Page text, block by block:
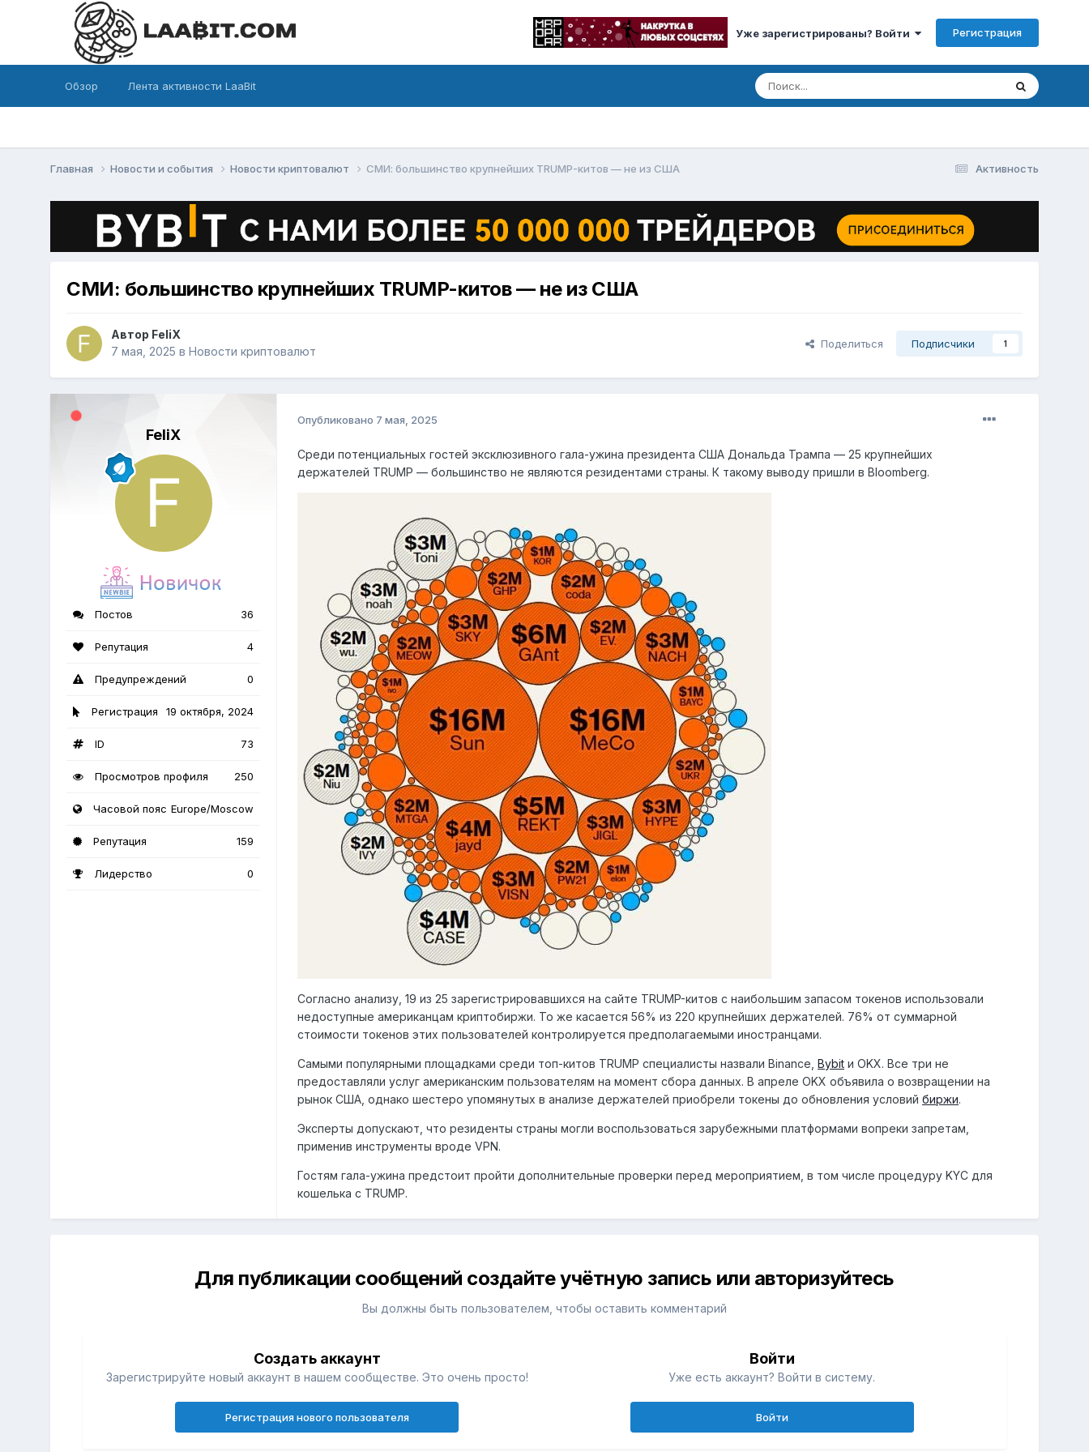
Уже зарегистрированы? Войти Регистрация
Обзор Лента активности LaaBit
Активность
Главная Новости и события Новости криптовалют СМИ: большинство крупнейших TRUMP-китов — не из США
СМИ: большинство крупнейших TRUMP-китов — не из США
Автор FeliX
7 мая, 2025 вНовости криптовалют
Поделиться Подписчики 1
FeliX
Постов 36
Репутация 4
Предупреждений 0
Регистрация 19 октября, 2024
ID 73
Просмотров профиля 250
Часовой пояс Europe/Moscow
Репутация 159
Лидерство 0
Опубликовано 7 мая, 2025
Среди потенциальных гостей эксклюзивного гала-ужина президента США Дональда Трампа — 25 крупнейших
держателей TRUMP — большинство не являются резидентами страны. К такому выводу пришли в Bloomberg.
Согласно анализу, 19 из 25 зарегистрировавшихся на сайте TRUMP-китов с наибольшим запасом токенов использовали
недоступные американцам криптобиржи. То же касается 56% из 220 крупнейших держателей. 76% от суммарной
стоимости токенов этих пользователей контролируется предполагаемыми иностранцами.
Самыми популярными площадками среди топ-китов TRUMP специалисты назвали Binance,Bybit и OKX. Все три не
предоставляли услуг американским пользователям на момент сбора данных. В апреле OKX объявила о возвращении на
рынок США, однако шестеро упомянутых в анализе держателей приобрели токены до обновления условийбиржи.
Эксперты допускают, что резиденты страны могли воспользоваться зарубежными платформами вопреки запретам,
применив инструменты вроде VPN.
Гостям гала-ужина предстоит пройти дополнительные проверки перед мероприятием, в том числе процедуру KYC для
кошелька с TRUMP.
Для публикации сообщений создайте учётную запись или авторизуйтесь
Вы должны быть пользователем, чтобы оставить комментарий
Создать аккаунт
Зарегистрируйте новый аккаунт в нашем сообществе. Это очень просто!
Регистрация нового пользователя
Войти
Уже есть аккаунт? Войти в систему.
Войти